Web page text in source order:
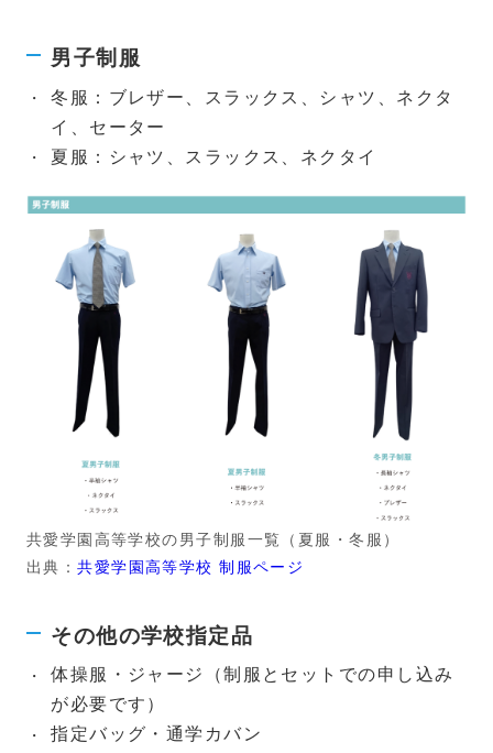
男子制服
冬服：ブレザー、スラックス、シャツ、ネクタ
イ、セーター
夏服：シャツ、スラックス、ネクタイ
共愛学園高等学校の男子制服一覧（夏服・冬服）
出典：共愛学園高等学校 制服ページ
その他の学校指定品
体操服・ジャージ（制服とセットでの申し込み
が必要です）
指定バッグ・通学カバン